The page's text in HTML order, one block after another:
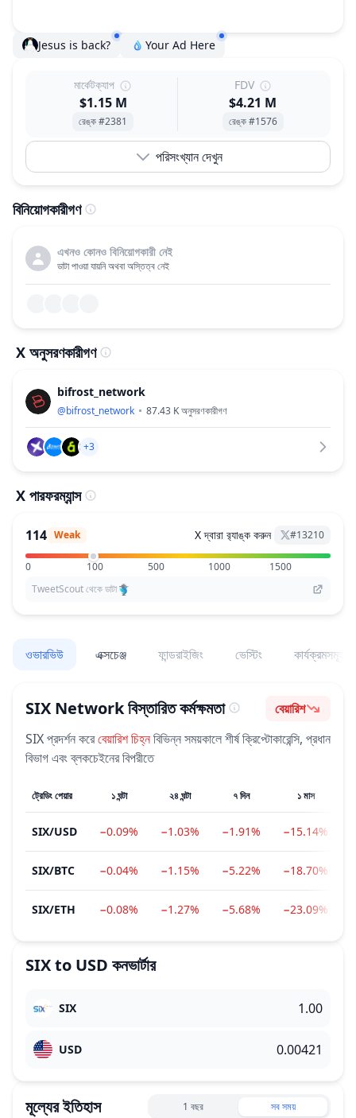
Jesus is back? Your Ad Here
মার্কেটক্যাপ
$1.15 M
রেঙ্ক #2381
FDV
$4.21 M
রেঙ্ক #1576
পরিসংখ্যান দেখুন
বিনিয়োগকারীগণ
এখনও কোনও বিনিয়োগকারী নেই
ডাটা পাওয়া যায়নি অথবা অস্তিত্ব নেই
X অনুসরণকারীগণ
bifrost_network
@bifrost_network 87.43 Kঅনুসরণকারীগণ
+3
X পারফরম্যান্স
114 Weak X দ্বারা র‌্যাঙ্ক করুন #13210
0 100 500 1000
1500
TweetScout থেকে ডাটা
ওভারভিউ এক্সচেঞ্জ ফান্ডরাইজিং ভেস্টিং কার্যক্রমসমূহ
SIX Networkবিস্তারিত কর্মক্ষমতা ভাবপ্রবণতা
বেয়ারিশ
SIXপ্রদর্শন করেবেয়ারিশচিহ্নবিভিন্ন সময়কালে শীর্ষ ক্রিপ্টোকারেন্সি, প্রধান
বিভাগ এবং ব্লকচেইনের বিপরীতে
ট্রেডিং পেয়ার ১ ঘন্টা ২৪ ঘন্টা ৭ দিন ১ মাস
SIX/USD −0.09% −1.03% −1.91% −15.14%
SIX/BTC −0.04% −1.15% −5.22% −18.70%
SIX/ETH −0.08% −1.27% −5.68% −23.09%
SIXto USD কনভার্টার
SIX
USD
মূল্যের ইতিহাস 1 বছর সব সময়